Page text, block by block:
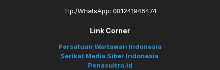
Tlp./WhatsApp: 081241946474
Link Corner
Persatuan Wartawan Indonesia
Serikat Media Siber Indonesia
Penasultra.id